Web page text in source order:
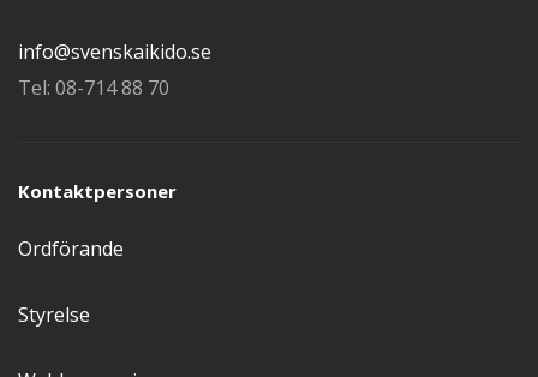
info@svenskaikido.se
Tel: 08-714 88 70
Kontaktpersoner
Ordförande
Styrelse